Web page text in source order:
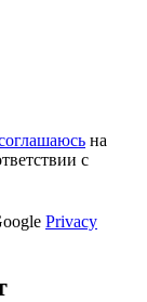
на
с
Privacy